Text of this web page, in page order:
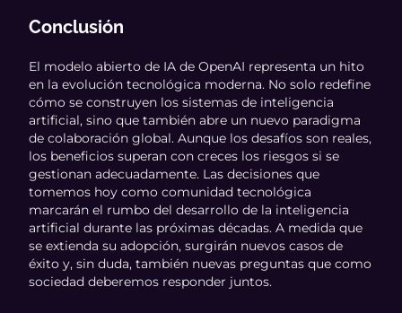
Conclusión
El modelo abierto de IA de OpenAI representa un hito
en la evolución tecnológica moderna. No solo redefine
cómo se construyen los sistemas de inteligencia
artificial, sino que también abre un nuevo paradigma
de colaboración global. Aunque los desafíos son reales,
los beneficios superan con creces los riesgos si se
gestionan adecuadamente. Las decisiones que
tomemos hoy como comunidad tecnológica
marcarán el rumbo del desarrollo de la inteligencia
artificial durante las próximas décadas. A medida que
se extienda su adopción, surgirán nuevos casos de
éxito y, sin duda, también nuevas preguntas que como
sociedad deberemos responder juntos.